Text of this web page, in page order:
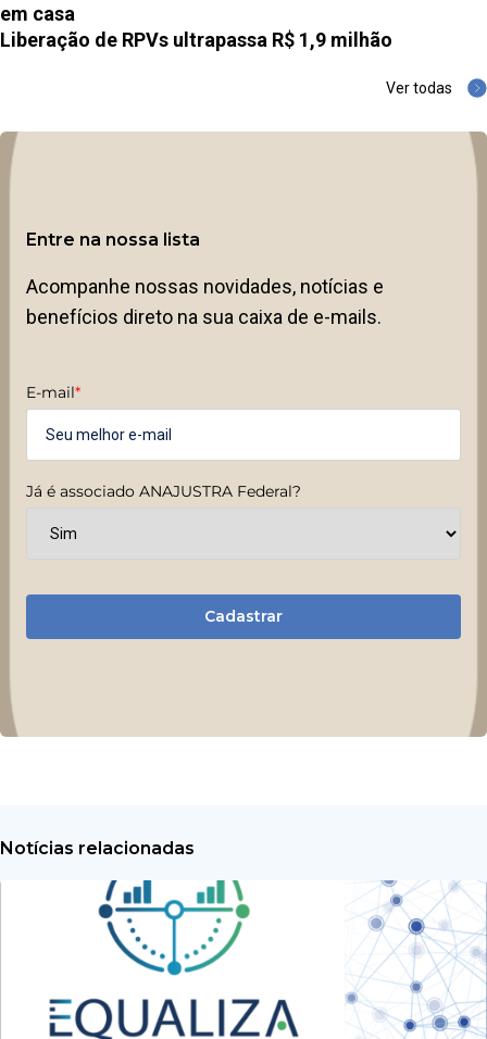
em casa
Liberação de RPVs ultrapassa R$ 1,9 milhão
Ver todas
Entre na nossa lista
Acompanhe nossas novidades, notícias e
benefícios direto na sua caixa de e-mails.
E-mail*
Já é associado ANAJUSTRA Federal?
Cadastrar
Notícias relacionadas